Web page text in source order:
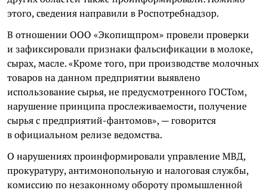
этого, сведения направили в Роспотребнадзор.
В отношении ООО «Экопищпром» провели проверки
и зафиксировали признаки фальсификации в молоке,
сырах, масле. «Кроме того, при производстве молочных
товаров на данном предприятии выявлено
использование сырья, не предусмотренного ГОСТом,
нарушение принципа прослеживаемости, получение
сырья с предприятий-фантомов», — говорится
в официальном релизе ведомства.
О нарушениях проинформировали управление МВД,
прокуратуру, антимонопольную и налоговая службы,
комиссию по незаконному обороту промышленной